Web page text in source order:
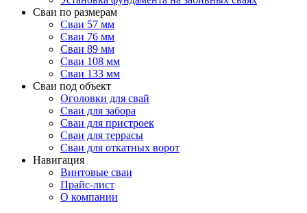
Сваи по размерам
Сваи 57 мм
Сваи 76 мм
Сваи 89 мм
Сваи 108 мм
Сваи 133 мм
Сваи под объект
Оголовки для свай
Сваи для забора
Сваи для пристроек
Сваи для террасы
Сваи для откатных ворот
Навигация
Винтовые сваи
Прайс-лист
О компании